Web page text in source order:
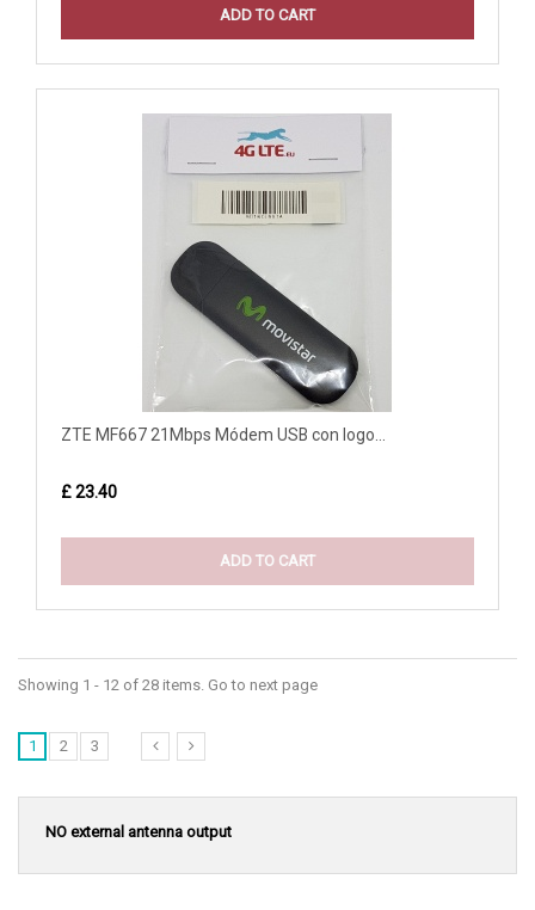
ADD TO CART
ZTE MF667 21Mbps Módem USB con logo...
£ 23.40
ADD TO CART
Showing 1 - 12 of 28 items. Go to next page
1 2 3
NO external antenna output